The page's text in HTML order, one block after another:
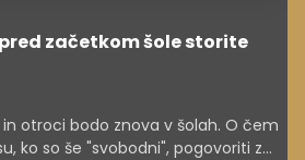
začetkom šole storite
otroci bodo znova v šolah. O čem
ko so še "svobodni", pogovoriti z